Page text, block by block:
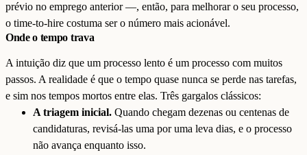
prévio no emprego anterior —, então, para melhorar o seu processo,
o time-to-hire costuma ser o número mais acionável.
Onde o tempo trava
A intuição diz que um processo lento é um processo com muitos
passos. A realidade é que o tempo quase nunca se perde nas tarefas,
e sim nos tempos mortos entre elas. Três gargalos clássicos:
A triagem inicial. Quando chegam dezenas ou centenas de
candidaturas, revisá-las uma por uma leva dias, e o processo
não avança enquanto isso.